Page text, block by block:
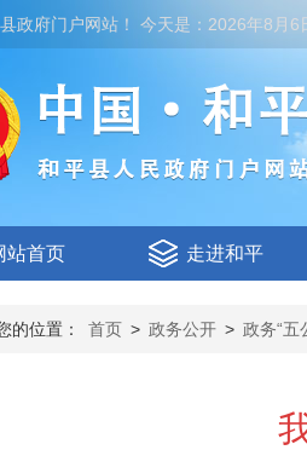
政府门户网站 ！ 今天是： 2026年8月6
站首页 走进和平
的位置： 首页 > 政务公开 > 政务“五